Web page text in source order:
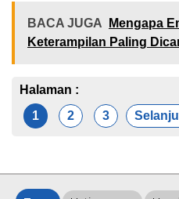
BACA JUGA
Mengapa
Keterampilan Paling
Halaman :
1
2 3